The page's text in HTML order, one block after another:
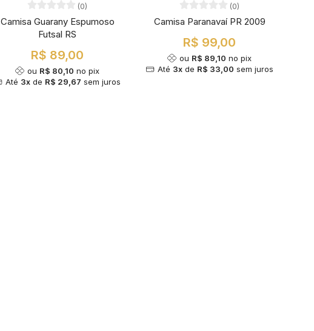
(0)
Camisa Guarany Espumoso
Futsal RS
R$ 89,00
ou R$ 80,10 no pix
Até 3x de R$ 29,67 sem juros
(0)
Camisa Paranavaí PR 2009
R$ 99,00
ou R$ 89,10 no pix
Até 3xde R$ 33,00 sem juros